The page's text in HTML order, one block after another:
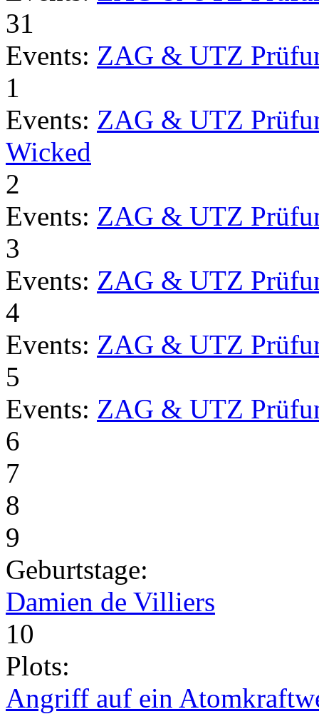
31
Events: ZAG & UTZ
1
Events: ZAG & UTZ
Wicked
2
Events: ZAG & UTZ
3
Events: ZAG & UTZ
4
Events: ZAG & UTZ
5
Events: ZAG & UTZ
6
7
8
9
Geburtstage:
Damien de Villiers
10
Plots:
Angriff auf ein